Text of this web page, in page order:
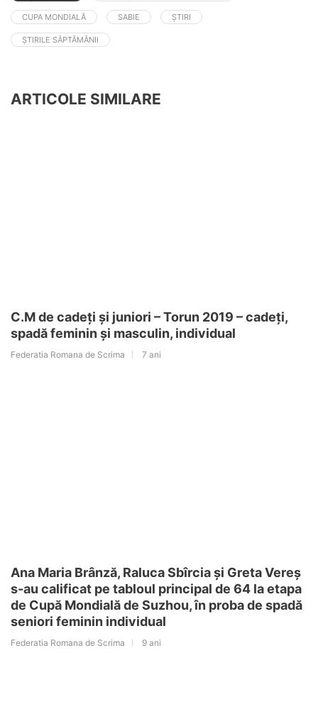
CUPA MONDIALĂ SABIE ȘTIRI
ȘTIRILE SĂPTĂMÂNII
ARTICOLE SIMILARE
C.M de cadeți și juniori – Torun 2019 – cadeți,
spadă feminin și masculin, individual
Federatia Romana de Scrima 7 ani
Ana Maria Brânză, Raluca Sbîrcia și Greta Vereș
s-au calificat pe tabloul principal de 64 la etapa
de Cupă Mondială de Suzhou, în proba de spadă
seniori feminin individual
Federatia Romana de Scrima 9 ani